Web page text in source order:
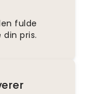
fulde
pris.